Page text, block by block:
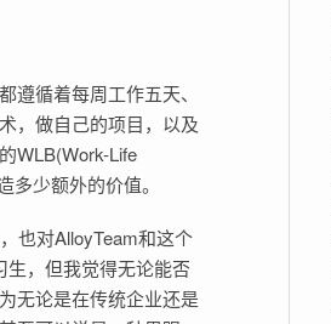
循着每周工作五天、
，做自己的项目，以及
WLB(Work-Life
少额外的价值。
也对AlloyTeam和这个
，但我觉得无论能否
无论是在传统企业还是